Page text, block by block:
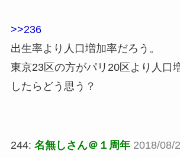
>>236
出生率より人口増加率だろう。
東京23区の方がパリ20区より人口
したらどう思う？
244: 名無しさん＠１周年 2018/08/